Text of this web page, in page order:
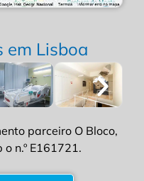
em Lisboa
parceiro O Bloco,
n.º E161721.